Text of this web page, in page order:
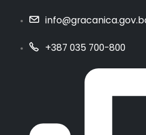
+387 035 700-800